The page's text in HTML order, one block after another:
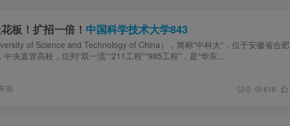
板！扩招一倍！ 中国科学技术大学843
of Science and Technology of China），简称“中科大”，位于安徽省合肥
央直管高校，位列“双一流”“211工程”“985工程”，是“华东...
前 0 616